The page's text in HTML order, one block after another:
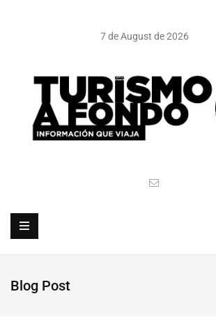
7 de August de 2026
Blog Post